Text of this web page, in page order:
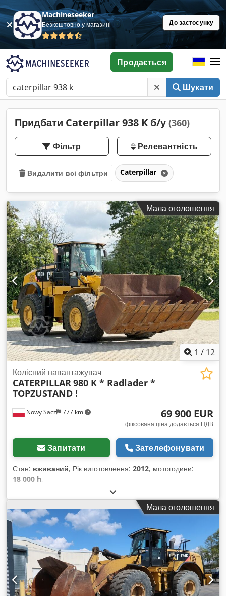
Machineseeker
Безкоштовно у магазині До застосунку
Шукати
Продається
Придбати Caterpillar 938 K б/у (360)
Фільтр Релевантність
Видалити всі фільтри Caterpillar
Мала оголошення
1 / 12
Nowy Sacz 777 km
Колісний навантажувач
CATERPILLAR980 K * Radlader *
TOPZUSTAND !
69 900 EUR
фіксована ціна додається ПДВ
Запитати Зателефонувати
Стан: вживаний, Рік виготовлення: 2012, мотогодини:
18 000 h,
Мала оголошення